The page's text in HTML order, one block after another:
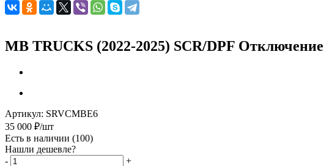
MB TRUCKS (2022-2025) SCR/DPF Отключение
Артикул: SRVCMBE6
35 000 ₽/шт
Есть в наличии (100)
Нашли дешевле?
-
+